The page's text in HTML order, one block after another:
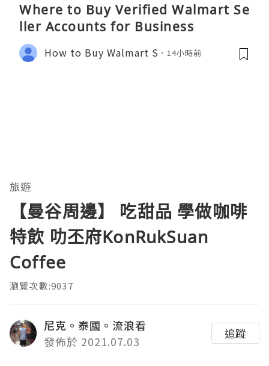
Where to Buy Verified Walmart Se
ller Accounts for Business
How to Buy Walmart S 14小時前
旅遊
【曼谷周邊】 吃甜品 學做咖啡
特飲 叻丕府KonRukSuan
Coffee
瀏覽次數:9037
尼克。泰國。流浪看
發佈於 2021.07.03
追蹤